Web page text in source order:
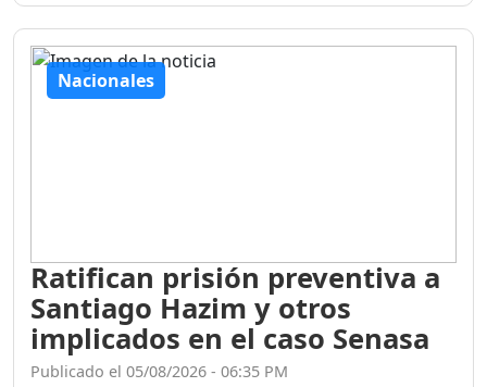
Nacionales
Ratifican prisión preventiva a
Santiago Hazim y otros
implicados en el caso Senasa
Publicado el 05/08/2026 - 06:35 PM